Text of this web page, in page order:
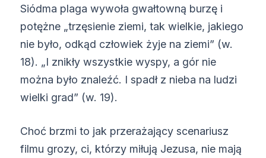
Siódma plaga wywoła gwałtowną burzę i
potężne „trzęsienie ziemi, tak wielkie, jakiego
nie było, odkąd człowiek żyje na ziemi” (w.
18). „I znikły wszystkie wyspy, a gór nie
można było znaleźć. I spadł z nieba na ludzi
wielki grad” (w. 19).
Choć brzmi to jak przerażający scenariusz
filmu grozy, ci, którzy miłują Jezusa, nie mają